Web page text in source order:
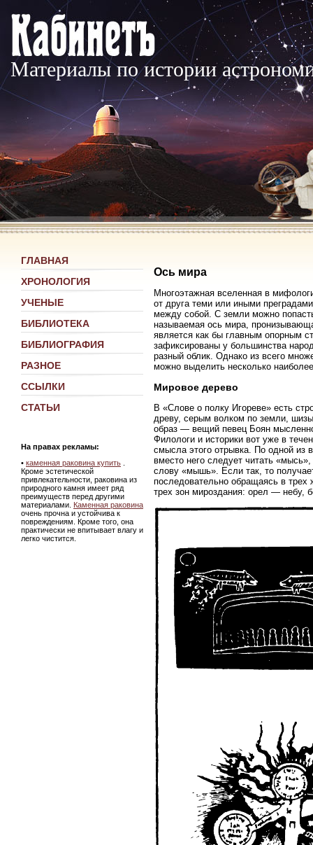
Материалы по истории
ГЛАВНАЯ
ХРОНОЛОГИЯ
УЧЕНЫЕ
БИБЛИОТЕКА
БИБЛИОГРАФИЯ
РАЗНОЕ
ССЫЛКИ
СТАТЬИ
На правах рекламы:
• каменная раковина купить
Кроме эстетической
привлекательности, раковина из
природного камня имеет ряд
преимуществ перед другими
материалами. Каменная раковина
очень прочна и устойчива к
повреждениям. Кроме того, она
практически не впитывает влагу и
легко чистится.
Ось мира
Многоэтажная вселенная в
от друга теми или иными
между собой. С земли можно
называемая ось мира,
является как бы главным опорным
зафиксированы у большинства
разный облик. Однако из всего
можно выделить несколько
Мировое дерево
В «Слове о полку Игореве» есть
древу, серым волком по земли,
образ — вещий певец Боян
Филологи и историки вот уже в
смысла этого отрывка. По одной из
вместо него следует читать
слову «мышь». Если так, то
последовательно обращаясь в
трех зон мироздания: орел — небу,